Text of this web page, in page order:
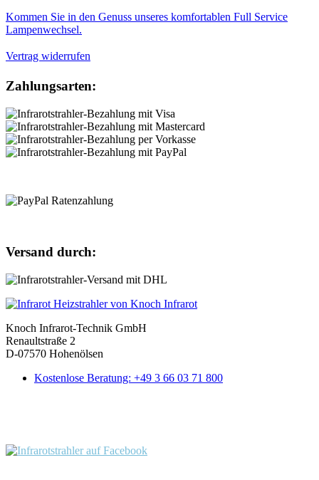
Kommen Sie in den Genuss unseres komfortablen Full Service
Lampenwechsel.
Vertrag widerrufen
Zahlungsarten:
Versand durch:
Knoch Infrarot-Technik GmbH
Renaultstraße 2
D-07570 Hohenölsen
Kostenlose Beratung: +49 3 66 03 71 800